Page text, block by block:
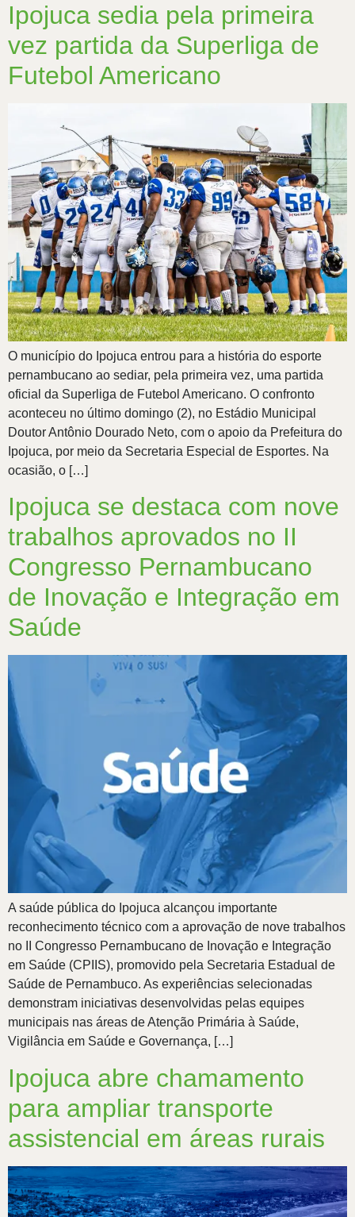
Ipojuca sedia pela primeira
vez partida da Superliga de
Futebol Americano
O município do Ipojuca entrou para a história do esporte
pernambucano ao sediar, pela primeira vez, uma partida
oficial da Superliga de Futebol Americano. O confronto
aconteceu no último domingo (2), no Estádio Municipal
Doutor Antônio Dourado Neto, com o apoio da Prefeitura do
Ipojuca, por meio da Secretaria Especial de Esportes. Na
ocasião, o […]
Ipojuca se destaca com nove
trabalhos aprovados no II
Congresso Pernambucano
de Inovação e Integração em
Saúde
A saúde pública do Ipojuca alcançou importante
reconhecimento técnico com a aprovação de nove trabalhos
no II Congresso Pernambucano de Inovação e Integração
em Saúde (CPIIS), promovido pela Secretaria Estadual de
Saúde de Pernambuco. As experiências selecionadas
demonstram iniciativas desenvolvidas pelas equipes
municipais nas áreas de Atenção Primária à Saúde,
Vigilância em Saúde e Governança, […]
Ipojuca abre chamamento
para ampliar transporte
assistencial em áreas rurais